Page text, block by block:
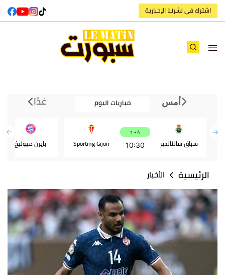
اشترك في نشرتنا الإخبارية
أمس مباريات اليوم غدًا
سباق سانتاندير
4 - 1
10:30
Sporting Gijon بايرن ميونيخ
الرئيسية الأخبار